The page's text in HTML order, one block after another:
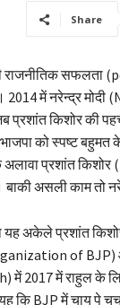
Share
सफलता
2014 में नरेन्द्र
किशोर की
को स्पष्ट बहुमत
प्रशांत किशोर
असली काम तो
यह अकेले प्रशांत
of BJP)
में राहुल के लिए
कि BJP में चाय पे